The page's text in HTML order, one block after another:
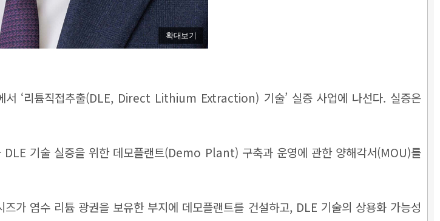
확대보기
서 ‘리튬직접추출(DLE, Direct Lithium Extraction) 기술’ 실증 사업에 나선다. 실증은
기술 실증을 위한 데모플랜트(Demo Plant) 구축과 운영에 관한 양해각서(MOU)를
염수 리튬 광권을 보유한 부지에 데모플랜트를 건설하고, DLE 기술의 상용화 가능성